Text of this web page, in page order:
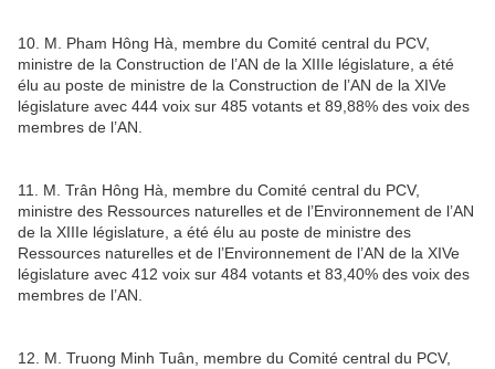
10. M. Pham Hông Hà, membre du Comité central du PCV,
ministre de la Construction de l’AN de la XIIIe législature, a été
élu au poste de ministre de la Construction de l’AN de la XIVe
législature avec 444 voix sur 485 votants et 89,88% des voix des
membres de l’AN.
11. M. Trân Hông Hà, membre du Comité central du PCV,
ministre des Ressources naturelles et de l’Environnement de l’AN
de la XIIIe législature, a été élu au poste de ministre des
Ressources naturelles et de l’Environnement de l’AN de la XIVe
législature avec 412 voix sur 484 votants et 83,40% des voix des
membres de l’AN.
12. M. Truong Minh Tuân, membre du Comité central du PCV,